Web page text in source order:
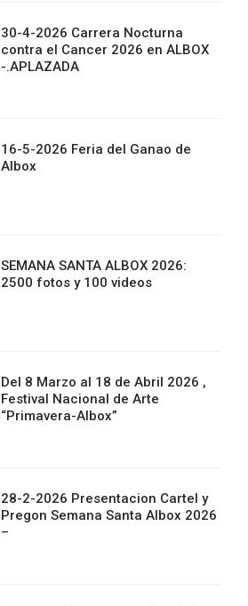
30-4-2026 Carrera Nocturna
contra el Cancer 2026 en ALBOX
-.APLAZADA
16-5-2026 Feria del Ganao de
Albox
SEMANA SANTA ALBOX 2026:
2500 fotos y 100 videos
Del 8 Marzo al 18 de Abril 2026 ,
Festival Nacional de Arte
“Primavera-Albox”
28-2-2026 Presentacion Cartel y
Pregon Semana Santa Albox 2026
–